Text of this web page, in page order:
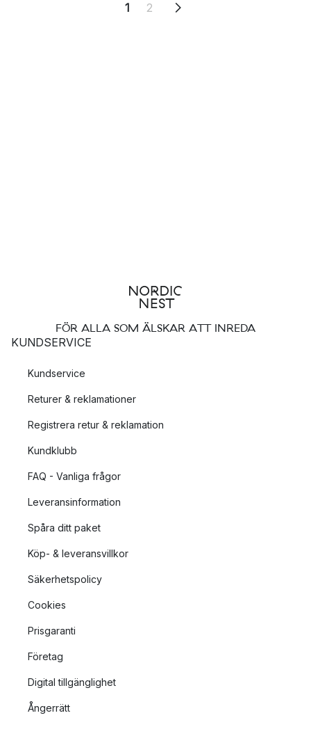
1 2
FÖR ALLA SOM ÄLSKAR ATT INREDA
KUNDSERVICE
Kundservice
Returer & reklamationer
Registrera retur & reklamation
Kundklubb
FAQ - Vanliga frågor
Leveransinformation
Spåra ditt paket
Köp- & leveransvillkor
Säkerhetspolicy
Cookies
Prisgaranti
Företag
Digital tillgänglighet
Ångerrätt